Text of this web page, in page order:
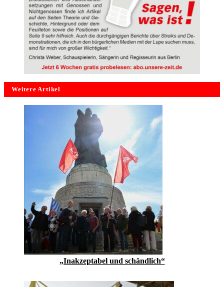
Weitere Artikel
„Inakzeptabel und schändlich“